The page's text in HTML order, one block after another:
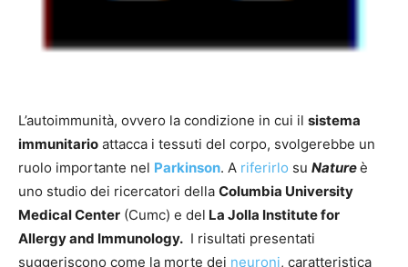
L’autoimmunità, ovvero la condizione in cui il sistema
immunitario attacca i tessuti del corpo, svolgerebbe un
ruolo importante nel Parkinson. A riferirlo su Natureè
uno studio dei ricercatori della Columbia University
Medical Center (Cumc) e del La Jolla Institute for
Allergy and Immunology. I risultati presentati
suggeriscono come la morte dei neuroni, caratteristica